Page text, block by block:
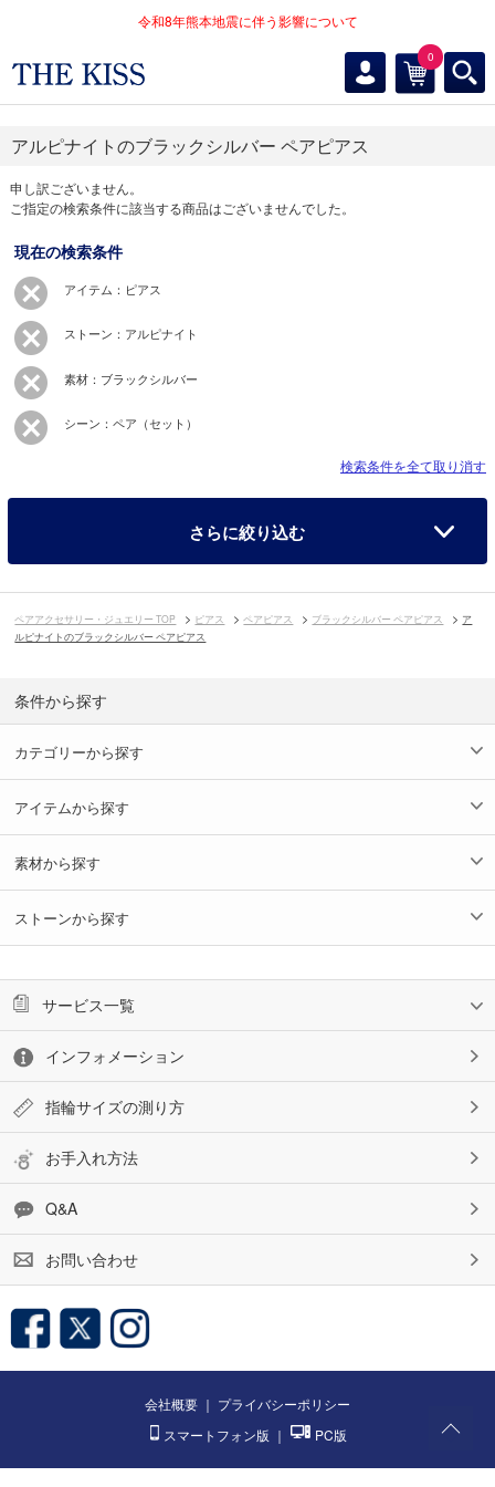
令和8年熊本地震に伴う影響について
0
アルピナイトのブラックシルバー ペアピアス
申し訳ございません。
ご指定の検索条件に該当する商品はございませんでした。
現在の検索条件
アイテム：ピアス
ストーン：アルピナイト
素材：ブラックシルバー
シーン：ペア（セット）
検索条件を全て取り消す
さらに絞り込む
ペアアクセサリー・ジュエリー TOP ピアス ペアピアス ブラックシルバー ペアピアス
ア
ルピナイトのブラックシルバー ペアピアス
条件から探す
カテゴリーから探す
アイテムから探す
素材から探す
ストーンから探す
サービス一覧
インフォメーション
指輪サイズの測り方
お手入れ方法
Q&A
お問い合わせ
会社概要 ｜ プライバシーポリシー
スマートフォン版 ｜ PC版